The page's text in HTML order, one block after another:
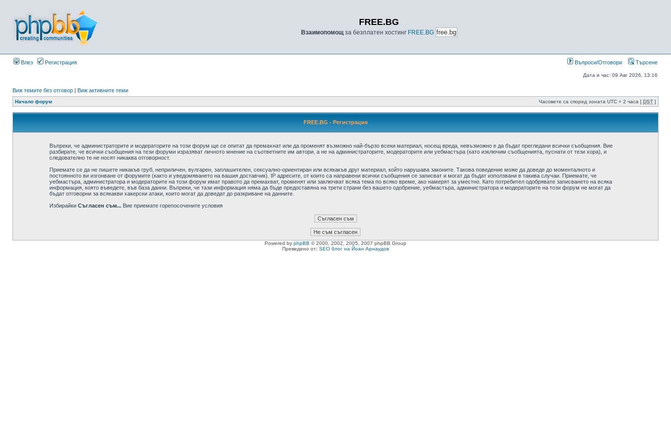
FREE.BG
Взаимопомощза безплатен хостинг FREE.BG
Влез Регистрация Въпроси/Отговори Търсене
Дата и час: 09 Авг 2026, 13:16
Виж темите без отговор | Виж активните теми
Начало форум Часовете са според зоната UTC + 2 часа [ DST ]
FREE.BG - Регистрация
Въпреки, че администраторите и модераторите на този форум ще се опитат да премахнат или да променят възможно най-бързо всеки материал, носещ вреда, невъзможно е да бъдат прегледани всички съобщения. Вие
разбирате, че всички съобщения на тези форуми изразяват личното мнение на съответните им автори, а не на администраторите, модераторите или уебмастъра (като изключим съобщенията, пуснати от тези хора), и
следователно те не носят никаква отговорност.
Приемате се да не пишете никакъв груб, неприличен, вулгарен, заплашителен, сексуално-ориентиран или всякакъв друг материал, който нарушава законите. Такова поведение може да доведе до моменталното и
постоянното ви изгонване от форумите (както и уведомяването на вашия доставчик). IP адресите, от които са направени всички съобщения се записват и могат да бъдат използвани в такива случаи. Приемате, че
уебмастъра, администратора и модераторите на този форум имат правото да премахват, променят или заключват всяка тема по всяко време, ако намерят за уместно. Като потребител одобрявате записването на всяка
информация, която въведете, във база данни. Въпреки, че тази информация няма да бъде предоставяна на трети страни без вашето одобрение, уебмастъра, администратора и модераторите на този форум не могат да
бъдат отговорни за всякакви хакерски атаки, които могат да доведат до разкриване на данните.
Избирайки Съгласен съм...Вие приемате горепосочените условия
Powered by phpBB © 2000, 2002, 2005, 2007 phpBB Group
Преведено от: SEO блог на Йоан Арнаудов